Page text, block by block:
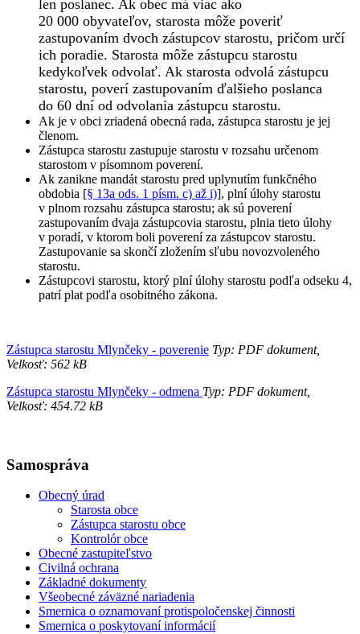
len poslanec. Ak obec má viac ako
20 000 obyvateľov, starosta môže poveriť
zastupovaním dvoch zástupcov starostu, pričom určí
ich poradie. Starosta môže zástupcu starostu
kedykoľvek odvolať. Ak starosta odvolá zástupcu
starostu, poverí zastupovaním ďalšieho poslanca
do 60 dní od odvolania zástupcu starostu.
Ak je v obci zriadená obecná rada, zástupca starostu je jej
členom.
Zástupca starostu zastupuje starostu v rozsahu určenom
starostom v písomnom poverení.
Ak zanikne mandát starostu pred uplynutím funkčného
obdobia [§ 13a ods. 1 písm. c) až i)], plní úlohy starostu
v plnom rozsahu zástupca starostu; ak sú poverení
zastupovaním dvaja zástupcovia starostu, plnia tieto úlohy
v poradí, v ktorom boli poverení za zástupcov starostu.
Zastupovanie sa skončí zložením sľubu novozvoleného
starostu.
Zástupcovi starostu, ktorý plní úlohy starostu podľa odseku 4,
patrí plat podľa osobitného zákona.
Zástupca starostu Mlynčeky - poverenie Typ: PDF dokument,
Velkosť: 562 kB
Zástupca starostu Mlynčeky - odmena Typ: PDF dokument,
Velkosť: 454.72 kB
Samospráva
Obecný úrad
Starosta obce
Zástupca starostu obce
Kontrolór obce
Obecné zastupiteľstvo
Civilná ochrana
Základné dokumenty
Všeobecné záväzné nariadenia
Smernica o oznamovaní protispoločenskej činnosti
Smernica o poskytovaní informácií